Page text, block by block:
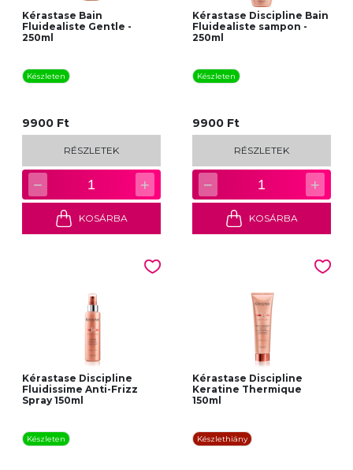
Kérastase Bain
Fluidealiste Gentle -
250ml
Készleten
9900 Ft
RÉSZLETEK
− 1 +
KOSÁRBA
Kérastase Discipline Bain
Fluidealiste sampon -
250ml
Készleten
9900 Ft
RÉSZLETEK
− 1 +
KOSÁRBA
Kérastase Discipline
Fluidissime Anti-Frizz
Spray 150ml
Készleten
Kérastase Discipline
Keratine Thermique
150ml
Készlethiány